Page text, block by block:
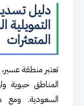
دليل
التمويلية
المتعثرات
تعتبر منطقة
المناطق حيوية
السعودية. ومع